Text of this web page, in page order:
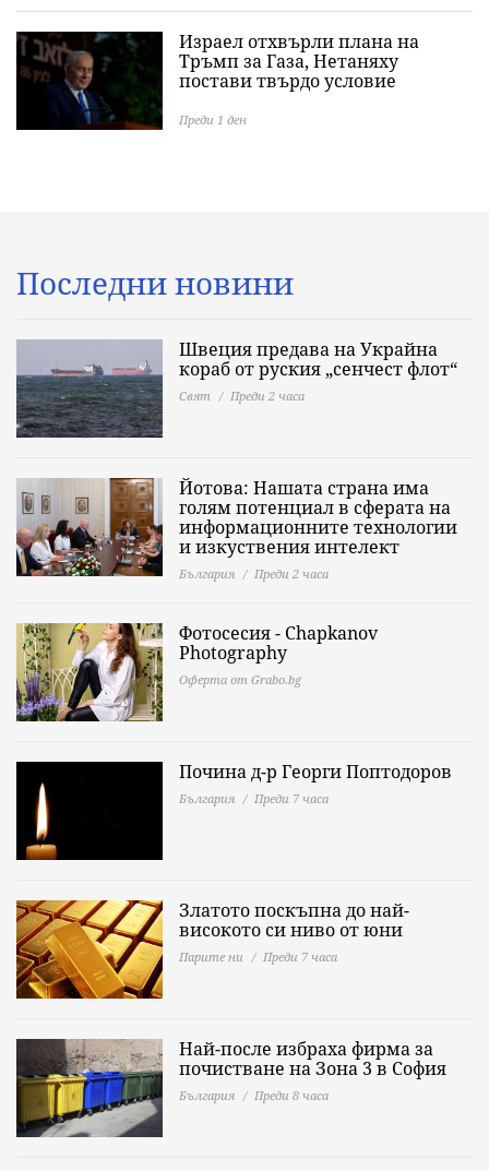
Израел отхвърли плана на
Тръмп за Газа, Нетаняху
постави твърдо условие
Преди 1 ден
Последни новини
Швеция предава на Украйна
кораб от руския „сенчест флот“
Свят Преди 2 часа
Йотова: Нашата страна има
голям потенциал в сферата на
информационните технологии
и изкуствения интелект
България Преди 2 часа
Фотосесия - Chapkanov
Photography
Оферта от Grabo.bg
Почина д-р Георги Поптодоров
България Преди 7 часа
Златото поскъпна до най-
високото си ниво от юни
Парите ни Преди 7 часа
Най-после избраха фирма за
почистване на Зона 3 в София
България Преди 8 часа